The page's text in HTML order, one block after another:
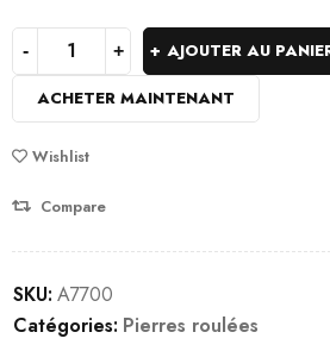
AJOUTER AU
ACHETER MAINTENANT
Wishlist
Compare
SKU: A7700
Catégories: Pierres roulées